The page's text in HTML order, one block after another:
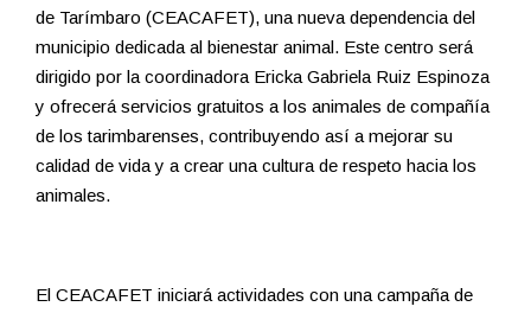
de Tarímbaro (CEACAFET), una nueva dependencia del
municipio dedicada al bienestar animal. Este centro será
dirigido por la coordinadora Ericka Gabriela Ruiz Espinoza
y ofrecerá servicios gratuitos a los animales de compañía
de los tarimbarenses, contribuyendo así a mejorar su
calidad de vida y a crear una cultura de respeto hacia los
animales.
El CEACAFET iniciará actividades con una campaña de